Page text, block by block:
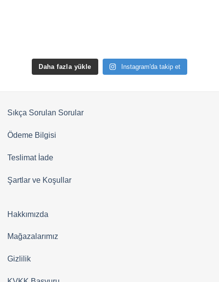
Daha fazla yükle Instagram'da takip et
Sıkça Sorulan Sorular
Ödeme Bilgisi
Teslimat İade
Şartlar ve Koşullar
Hakkımızda
Mağazalarımız
Gizlilik